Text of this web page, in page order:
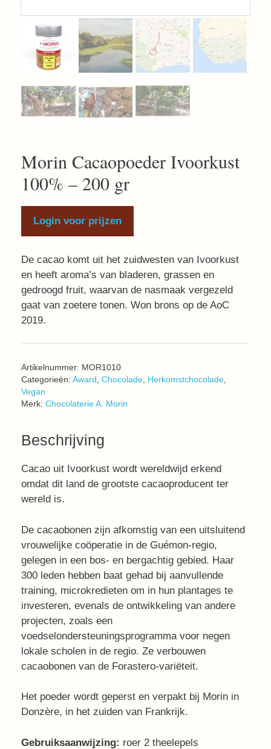
Morin Cacaopoeder Ivoorkust
100% – 200 gr
Login voor prijzen
De cacao komt uit het zuidwesten van Ivoorkust
en heeft aroma’s van bladeren, grassen en
gedroogd fruit, waarvan de nasmaak vergezeld
gaat van zoetere tonen. Won brons op de AoC
2019.
Artikelnummer: MOR1010
Categorieën: Award , Chocolade, Herkomstchocolade,
Vegan
Merk: Chocolaterie A. Morin
Beschrijving
Cacao uit Ivoorkust wordt wereldwijd erkend
omdat dit land de grootste cacaoproducent ter
wereld is.
De cacaobonen zijn afkomstig van een uitsluitend
vrouwelijke coöperatie in de Guémon-regio,
gelegen in een bos- en bergachtig gebied. Haar
300 leden hebben baat gehad bij aanvullende
training, microkredieten om in hun plantages te
investeren, evenals de ontwikkeling van andere
projecten, zoals een
voedselondersteuningsprogramma voor negen
lokale scholen in de regio. Ze verbouwen
cacaobonen van de Forastero-variëteit.
Het poeder wordt geperst en verpakt bij Morin in
Donzère, in het zuiden van Frankrijk.
Gebruiksaanwijzing: roer 2 theelepels